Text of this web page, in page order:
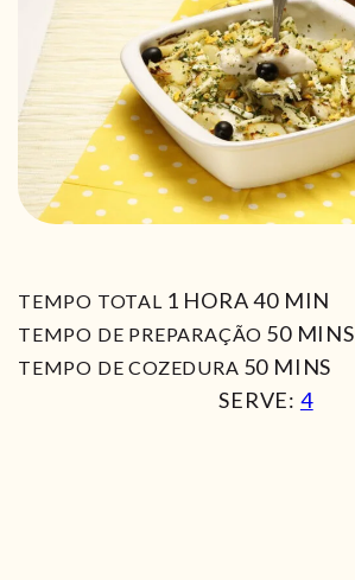
TEMPO TOTAL 1 HORA
HORA 40MIN
MIN
TEMPO DE PREPARAÇÃO 50MIN
MINS
TEMPO DE COZEDURA 50MIN
MINS
SERVE: 4